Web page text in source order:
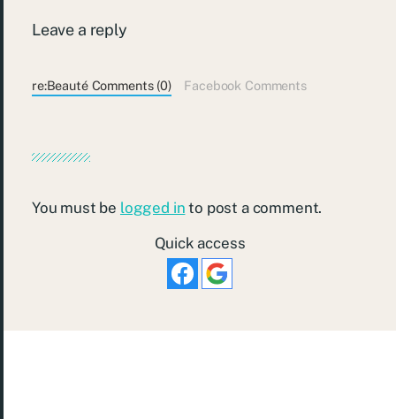
Leave a reply
re:Beauté Comments (0) Facebook Comments
You must be logged in to post a comment.
Quick access